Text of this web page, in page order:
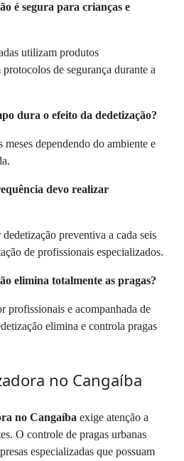
é segura para crianças e
utilizam produtos
de segurança durante a
dura o efeito da dedetização?
dependendo do ambiente e
devo realizar
preventiva a cada seis
de profissionais especializados.
elimina totalmente as pragas?
profissionais e acompanhada de
elimina e controla pragas
no Cangaíba
no Cangaíba exige atenção a
O controle de pragas urbanas
especializadas que possuam